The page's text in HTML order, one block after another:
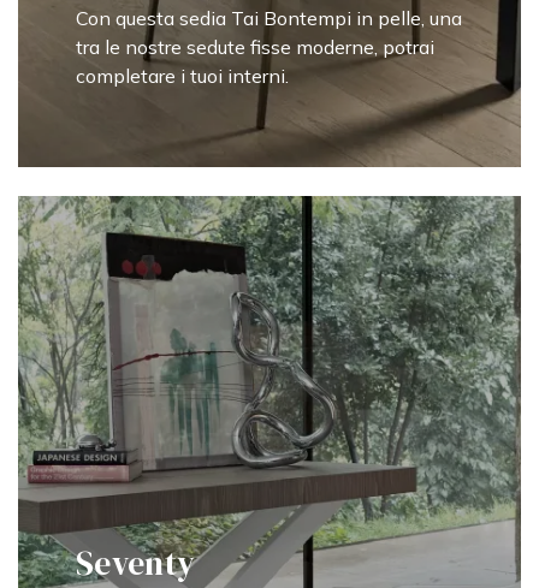
Con questa sedia Tai Bontempi in pelle, una
tra le nostre sedute fisse moderne, potrai
completare i tuoi interni.
Seventy